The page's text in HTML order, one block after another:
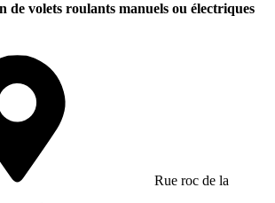
de volets roulants manuels ou électriques
Rue roc de la